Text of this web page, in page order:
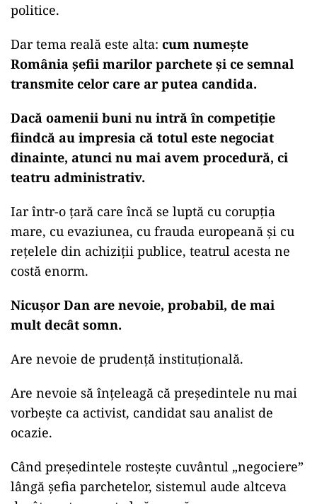
politice.
Dar tema reală este alta: cum numește
România șefii marilor parchete și ce semnal
transmite celor care ar putea candida.
Dacă oamenii buni nu intră în competiție
fiindcă au impresia că totul este negociat
dinainte, atunci nu mai avem procedură, ci
teatru administrativ.
Iar într-o țară care încă se luptă cu corupția
mare, cu evaziunea, cu frauda europeană și cu
rețelele din achiziții publice, teatrul acesta ne
costă enorm.
Nicușor Dan are nevoie, probabil, de mai
mult decât somn.
Are nevoie de prudență instituțională.
Are nevoie să înțeleagă că președintele nu mai
vorbește ca activist, candidat sau analist de
ocazie.
Când președintele rostește cuvântul „negociere”
lângă șefia parchetelor, sistemul aude altceva